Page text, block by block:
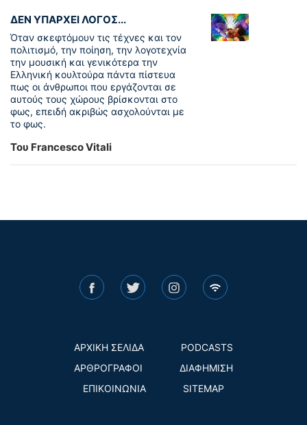
ΔΕΝ ΥΠΑΡΧΕΙ ΛΟΓΟΣ...
Όταν σκεφτόμουν τις τέχνες και τον
πολιτισμό, την ποίηση, την λογοτεχνία
την μουσική και γενικότερα την
Ελληνική κουλτούρα πάντα πίστευα
πως οι άνθρωποι που εργάζονται σε
αυτούς τους χώρους βρίσκονται στο
φως, επειδή ακριβώς ασχολούνται με
το φως.
Του Francesco Vitali
ΑΡΧΙΚΗ ΣΕΛΙΔΑ
PODCASTS
ΑΡΘΡΟΓΡΑΦΟΙ
ΔΙΑΦΗΜΙΣΗ
ΕΠΙΚΟΙΝΩΝΙΑ
SITEMAP